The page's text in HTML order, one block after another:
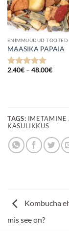
ENIMMÜÜDUD TOOTED
MAASIKA PAPAIA
Hinnanguga
2.40€ – 48.00€
TAGS: IMETAMINE
KASULIKKUS
Kombucha
mis see on?